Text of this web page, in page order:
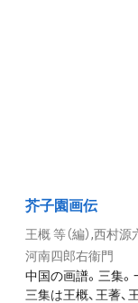
芥子園画伝
王概 等（編）,西村源
河南四郎右衞門
中国の画譜。三集。
三集は王概、王蓍、